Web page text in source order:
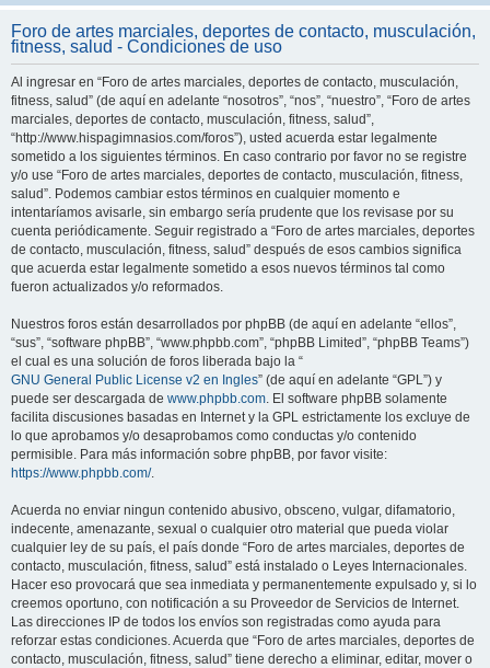
c
Foro de artes marciales, deportes de contacto, musculación,
fitness, salud - Condiciones de uso
Al ingresar en “Foro de artes marciales, deportes de contacto, musculación,
fitness, salud” (de aquí en adelante “nosotros”, “nos”, “nuestro”, “Foro de artes
marciales, deportes de contacto, musculación, fitness, salud”,
“http://www.hispagimnasios.com/foros”), usted acuerda estar legalmente
sometido a los siguientes términos. En caso contrario por favor no se registre
y/o use “Foro de artes marciales, deportes de contacto, musculación, fitness,
salud”. Podemos cambiar estos términos en cualquier momento e
intentaríamos avisarle, sin embargo sería prudente que los revisase por su
cuenta periódicamente. Seguir registrado a “Foro de artes marciales, deportes
de contacto, musculación, fitness, salud” después de esos cambios significa
que acuerda estar legalmente sometido a esos nuevos términos tal como
fueron actualizados y/o reformados.
Nuestros foros están desarrollados por phpBB (de aquí en adelante “ellos”,
“sus”, “software phpBB”, “www.phpbb.com”, “phpBB Limited”, “phpBB Teams”)
el cual es una solución de foros liberada bajo la “
GNU General Public License v2 en Ingles” (de aquí en adelante “GPL”) y
puede ser descargada de www.phpbb.com. El software phpBB solamente
facilita discusiones basadas en Internet y la GPL estrictamente los excluye de
lo que aprobamos y/o desaprobamos como conductas y/o contenido
permisible. Para más información sobre phpBB, por favor visite:
https://www.phpbb.com/.
Acuerda no enviar ningun contenido abusivo, obsceno, vulgar, difamatorio,
indecente, amenazante, sexual o cualquier otro material que pueda violar
cualquier ley de su país, el país donde “Foro de artes marciales, deportes de
contacto, musculación, fitness, salud” está instalado o Leyes Internacionales.
Hacer eso provocará que sea inmediata y permanentemente expulsado y, si lo
creemos oportuno, con notificación a su Proveedor de Servicios de Internet.
Las direcciones IP de todos los envíos son registradas como ayuda para
reforzar estas condiciones. Acuerda que “Foro de artes marciales, deportes de
contacto, musculación, fitness, salud” tiene derecho a eliminar, editar, mover o